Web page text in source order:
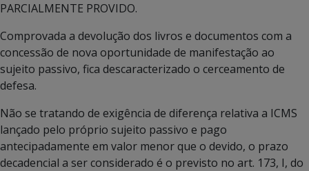
PARCIALMENTE PROVIDO.
Comprovada a devolução dos livros e documentos com a
concessão de nova oportunidade de manifestação ao
sujeito passivo, fica descaracterizado o cerceamento de
defesa.
Não se tratando de exigência de diferença relativa a ICMS
lançado pelo próprio sujeito passivo e pago
antecipadamente em valor menor que o devido, o prazo
decadencial a ser considerado é o previsto no art. 173, I, do